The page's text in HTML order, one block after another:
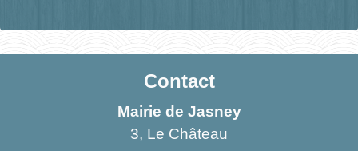
Contact
Mairie de Jasney
3, Le Château